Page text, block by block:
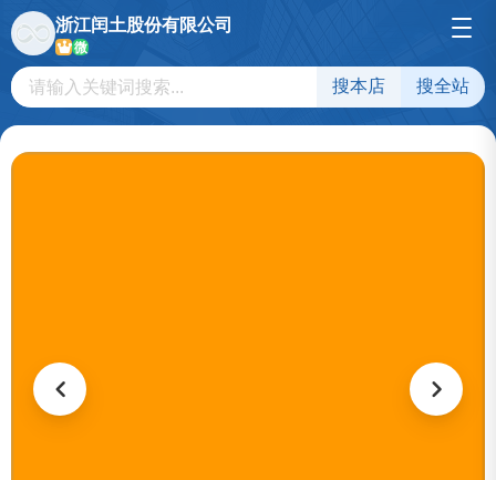
浙江闰土股份有限公司
微
搜本店 搜全站